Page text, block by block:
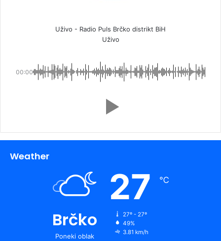
Uživo - Radio Puls Brčko distrikt BiH
Uživo
00:00
Weather
Brčko
Poneki oblak
27 ℃
27º - 27º
49%
3.81 km/h